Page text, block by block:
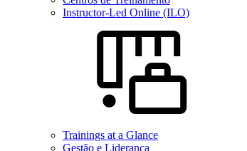
Instructor-Led Online (ILO)
Trainings at a Glance
Gestão e Liderança